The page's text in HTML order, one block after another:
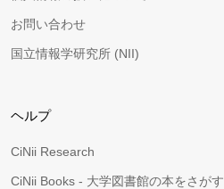
お問い合わせ
国立情報学研究所 (NII)
ヘルプ
CiNii Research
CiNii Books - 大学図書館の本をさがす